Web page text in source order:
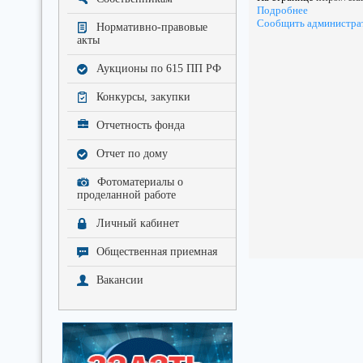
Нормативно-правовые
акты
Аукционы по 615 ПП РФ
Конкурсы, закупки
Отчетность фонда
Отчет по дому
Фотоматериалы о
проделанной работе
Личный кабинет
Общественная приемная
Вакансии
Подробнее
Сообщить